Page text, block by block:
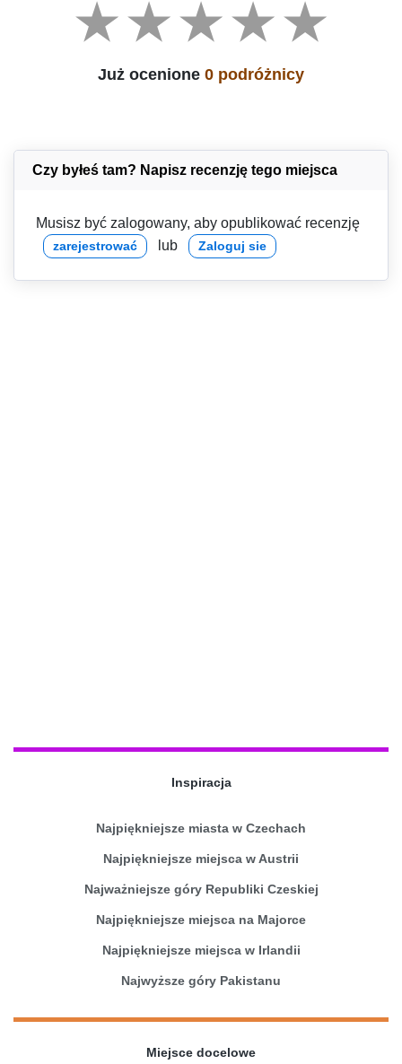
Już ocenione 0 podróżnicy
Czy byłeś tam? Napisz recenzję tego miejsca
Musisz być zalogowany, aby opublikować recenzję
zarejestrować lub Zaloguj sie
Inspiracja
Najpiękniejsze miasta w Czechach
Najpiękniejsze miejsca w Austrii
Najważniejsze góry Republiki Czeskiej
Najpiękniejsze miejsca na Majorce
Najpiękniejsze miejsca w Irlandii
Najwyższe góry Pakistanu
Miejsce docelowe